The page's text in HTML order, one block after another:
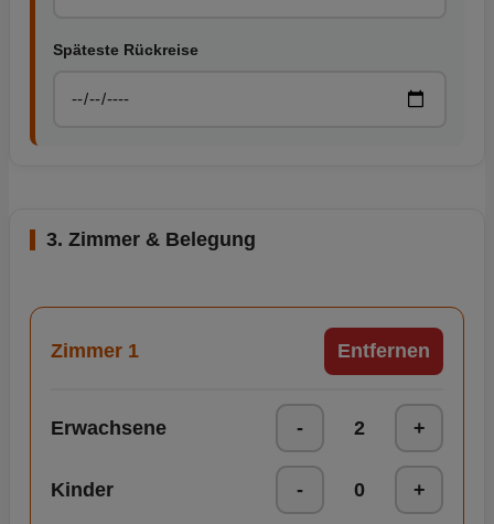
Späteste Rückreise
3. Zimmer & Belegung
Zimmer 1 Entfernen
Erwachsene - 2 +
Kinder - 0 +